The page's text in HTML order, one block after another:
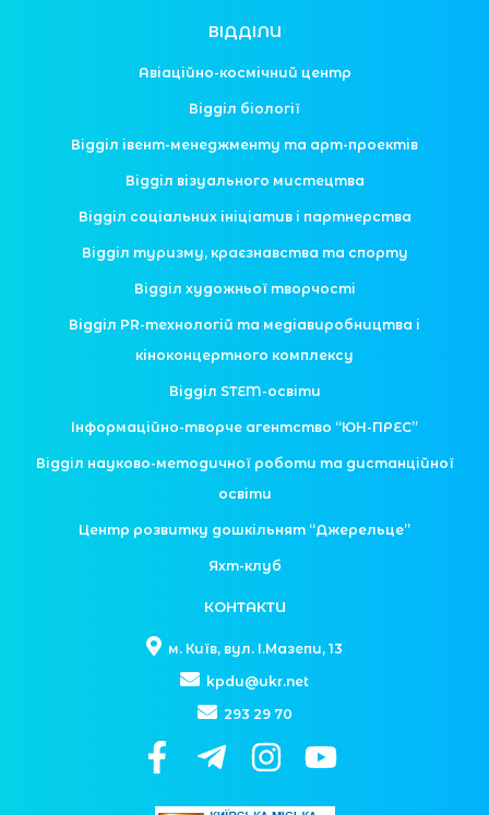
ВІДДІЛИ
Авіаційно-космічний центр
Відділ біології
Відділ івент-менеджменту та арт-проектів
Відділ візуального мистецтва
Відділ соціальних ініціатив і партнерства
Відділ туризму, краєзнавства та спорту
Відділ художньої творчості
Відділ PR-технологій та медіавиробництва і
кіноконцертного комплексу
Відділ STEM-освіти
Інформаційно-творче агентство “ЮН-ПРЕС”
Відділ науково-методичної роботи та дистанційної
освіти
Центр розвитку дошкільнят “Джерельце”
Яхт-клуб
КОНТАКТИ
м. Київ, вул. І.Мазепи, 13
kpdu@ukr.net
293 29 70